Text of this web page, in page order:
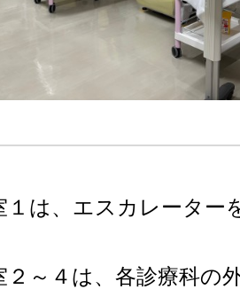
１は、エスカレーター
２～４は、各診療科の